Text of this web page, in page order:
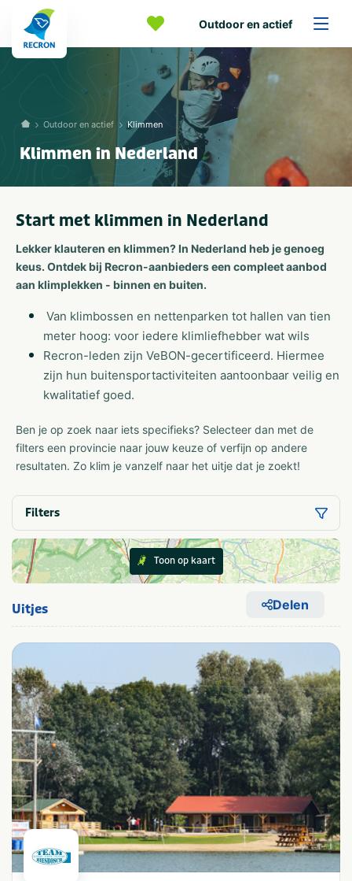
Outdoor en actief
Outdoor en actief Klimmen
Klimmen in Nederland
Start met klimmen in Nederland
Lekker klauteren en klimmen? In Nederland heb je genoeg
keus. Ontdek bij Recron-aanbieders een compleet aanbod
aan klimplekken - binnen en buiten.
Van klimbossen en nettenparken tot hallen van tien
meter hoog: voor iedere klimliefhebber wat wils
Recron-leden zijn VeBON-gecertificeerd. Hiermee
zijn hun buitensportactiviteiten aantoonbaar veilig en
kwalitatief goed.
Ben je op zoek naar iets specifieks? Selecteer dan met de
filters een provincie naar jouw keuze of verfijn op andere
resultaten. Zo klim je vanzelf naar het uitje dat je zoekt!
Filters
Toon op kaart
Uitjes Delen